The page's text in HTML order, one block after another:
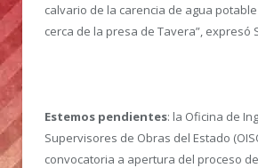
calvario de la carencia de agua
cerca de la presa de Tavera”, expresó
Estemos pendientes: la Oficina de
Supervisores de Obras del Estado
convocatoria a apertura del proceso